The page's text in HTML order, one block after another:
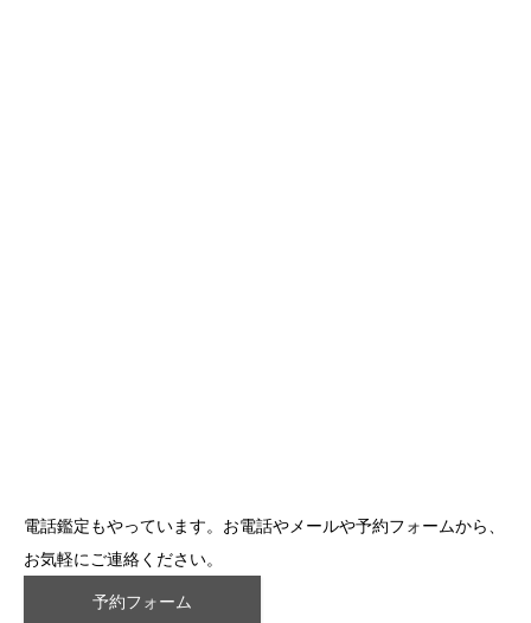
電話鑑定もやっています。お電話やメールや予約フォームから、
お気軽にご連絡ください。
予約フォーム